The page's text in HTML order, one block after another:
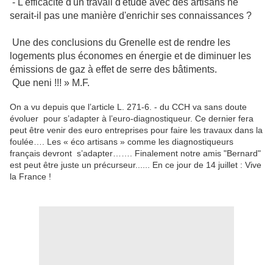
- L'efficacité d'un travail d'étude avec des artisans ne
serait-il pas une manière d'enrichir ses connaissances ?
Une des conclusions du Grenelle est de rendre les
logements plus économes en énergie et de diminuer les
émissions de gaz à effet de serre des bâtiments.
Que neni !!! » M.F.
On a vu depuis que l’article L. 271-6. - du CCH va sans doute
évoluer pour s’adapter à l’euro-diagnostiqueur. Ce dernier fera
peut être venir des euro entreprises pour faire les travaux dans la
foulée…. Les « éco artisans » comme les diagnostiqueurs
français devront s’adapter……. Finalement notre amis "Bernard"
est peut être juste un précurseur...... En ce jour de 14 juillet : Vive
la France !